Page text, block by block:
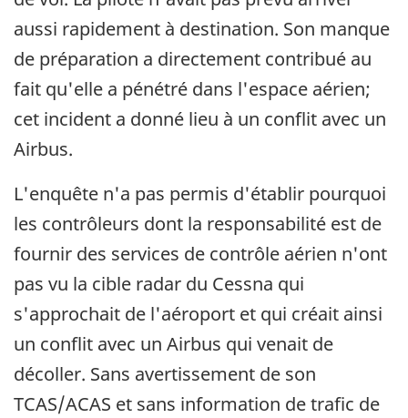
aussi rapidement à destination. Son manque
de préparation a directement contribué au
fait qu'elle a pénétré dans l'espace aérien;
cet incident a donné lieu à un conflit avec un
Airbus.
L'enquête n'a pas permis d'établir pourquoi
les contrôleurs dont la responsabilité est de
fournir des services de contrôle aérien n'ont
pas vu la cible radar du Cessna qui
s'approchait de l'aéroport et qui créait ainsi
un conflit avec un Airbus qui venait de
décoller. Sans avertissement de son
TCAS/ACAS et sans information de trafic de